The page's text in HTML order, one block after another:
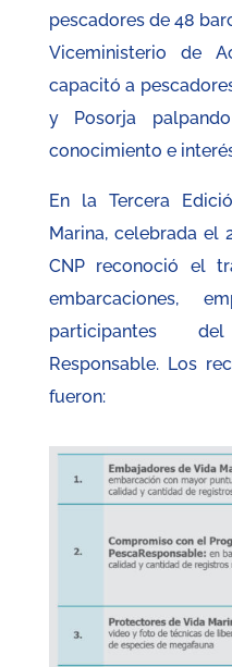
pescadores de 48
Viceministerio de
capacitó a
y Posorja
conocimiento e
En la Tercera
Marina, celebrada el
CNP reconoció el
embarcaciones,
participantes
Responsable. Los
fueron: